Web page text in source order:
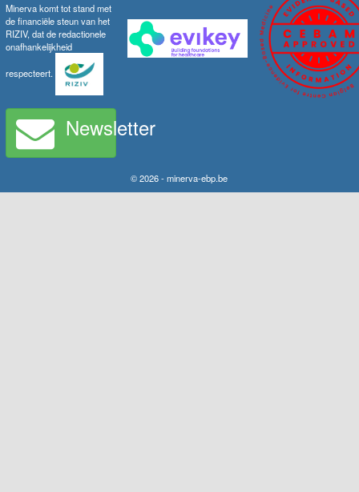
Minerva komt tot stand met
de financiële steun van het
RIZIV, dat de redactionele
onafhankelijkheid
respecteert.
Newsletter
© 2026 - minerva-ebp.be